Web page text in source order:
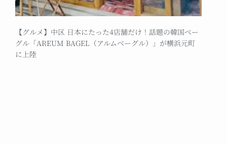
【グルメ】中区 日本にたった4店舗だけ！話題の韓国ベー
グル「AREUM BAGEL（アルムベーグル）」が横浜元町
に上陸